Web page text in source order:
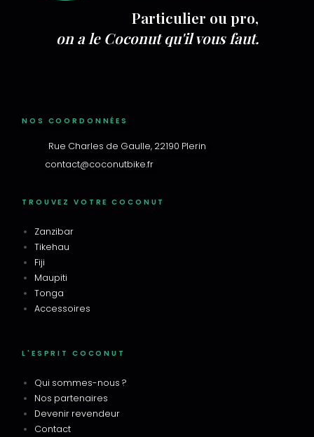
Particulier ou pro,
on a le Coconut qu'il vous faut.
NOS COORDONNÉES
Rue Charles de Gaulle, 22190 Plerin
contact@coconutbike.fr
TROUVEZ VOTRE COCONUT
Zanzibar
Tikehau
Fiji
Maupiti
Tonga
Accessoires
L'ESPRIT COCONUT
Qui sommes-nous ?
Nos partenaires
Devenir revendeur
Contact